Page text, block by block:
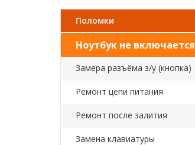
Поломки
Ноутбук не включается
Замера разъёма з/у (кнопка)
Ремонт цепи питания
Ремонт после залития
Замена клавиатуры